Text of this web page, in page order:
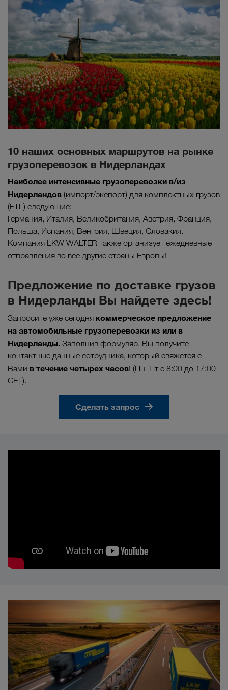
10 наших основных маршрутов на рынке
грузоперевозок в Нидерландах
Наиболее интенсивные грузоперевозки в/из
Нидерландов (импорт/экспорт) для комплектных грузов
(FTL) следующие:
Германия, Италия, Великобритания, Австрия, Франция,
Польша, Испания, Венгрия, Швеция, Словакия.
Компания LKW WALTER также организует ежедневные
отправления во все другие страны Европы!
Предложение по доставке грузов
в Нидерланды Вы найдете здесь!
Запросите уже сегодня коммерческое предложение
на автомобильные грузоперевозки из или в
Нидерланды. Заполнив формуляр, Вы получите
контактные данные сотрудника, который свяжется с
Вами в течение четырех часов! (Пн–Пт с 8:00 до 17:00
CET).
Сделать запрос